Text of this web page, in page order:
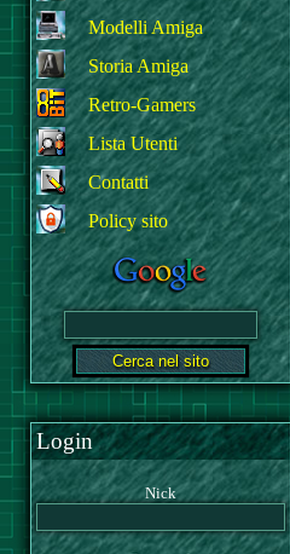
Modelli Amiga
Storia Amiga
Retro-Gamers
Lista Utenti
Contatti
Policy sito
Login
Nick